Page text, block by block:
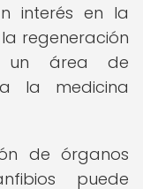
interés en la
regeneración
un área de
la medicina
de órganos
puede